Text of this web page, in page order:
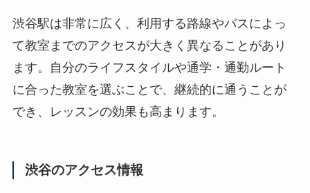
渋谷駅は非常に広く、利用する路線やバスによっ
て教室までのアクセスが大きく異なることがあり
ます。自分のライフスタイルや通学・通勤ルート
に合った教室を選ぶことで、継続的に通うことが
でき、レッスンの効果も高まります。
渋谷のアクセス情報